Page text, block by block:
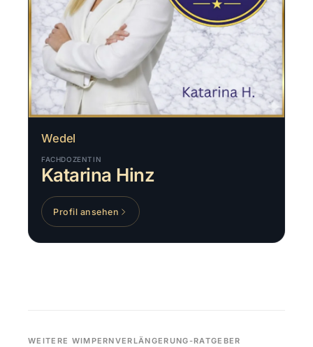
Wedel
FACHDOZENTIN
Katarina Hinz
Profil ansehen
WEITERE WIMPERNVERLÄNGERUNG-RATGEBER